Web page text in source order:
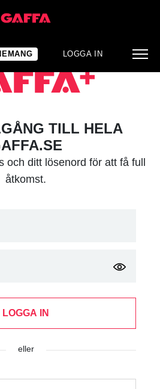
LOGGA IN
TILL HELA
och ditt lösenord för att få full
åtkomst.
LOGGA IN
eller